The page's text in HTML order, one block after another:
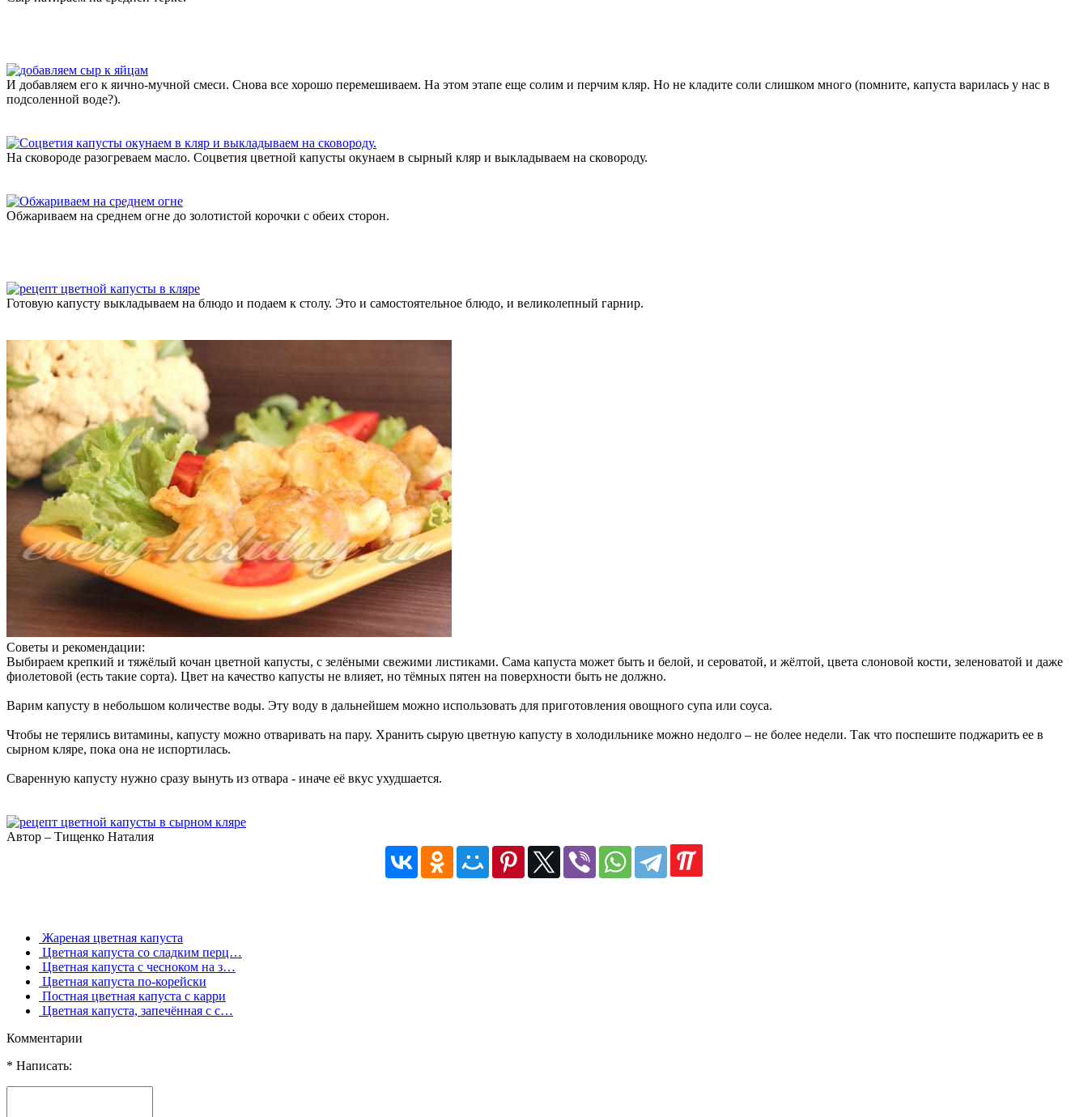
И добавляем его к яично-мучной смеси. Снова все хорошо перемешиваем. На этом этапе еще солим и перчим кляр. Но не кладите соли слишком много (помните, капуста варилась у нас в
подсоленной воде?).
На сковороде разогреваем масло. Соцветия цветной капусты окунаем в сырный кляр и выкладываем на сковороду.
Обжариваем на среднем огне до золотистой корочки с обеих сторон.
Готовую капусту выкладываем на блюдо и подаем к столу. Это и самостоятельное блюдо, и великолепный гарнир.
Советы и рекомендации:
Выбираем крепкий и тяжёлый кочан цветной капусты, с зелёными свежими листиками. Сама капуста может быть и белой, и сероватой, и жёлтой, цвета слоновой кости, зеленоватой и даже
фиолетовой (есть такие сорта). Цвет на качество капусты не влияет, но тёмных пятен на поверхности быть не должно.
Варим капусту в небольшом количестве воды. Эту воду в дальнейшем можно использовать для приготовления овощного супа или соуса.
Чтобы не терялись витамины, капусту можно отваривать на пару. Хранить сырую цветную капусту в холодильнике можно недолго – не более недели. Так что поспешите поджарить ее в
сырном кляре, пока она не испортилась.
Сваренную капусту нужно сразу вынуть из отвара - иначе её вкус ухудшается.
Автор – Тищенко Наталия
Жареная цветная капуста
Цветная капуста со сладким перц…
Цветная капуста с чесноком на з…
Цветная капуста по-корейски
Постная цветная капуста с карри
Цветная капуста, запечённая с с…
Комментарии
* Написать: